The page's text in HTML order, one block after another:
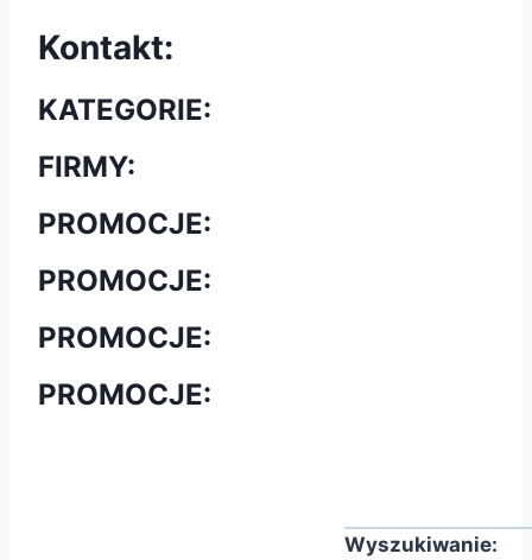
Kontakt:
KATEGORIE:
FIRMY:
PROMOCJE:
PROMOCJE:
PROMOCJE:
PROMOCJE:
Wyszukiwanie: